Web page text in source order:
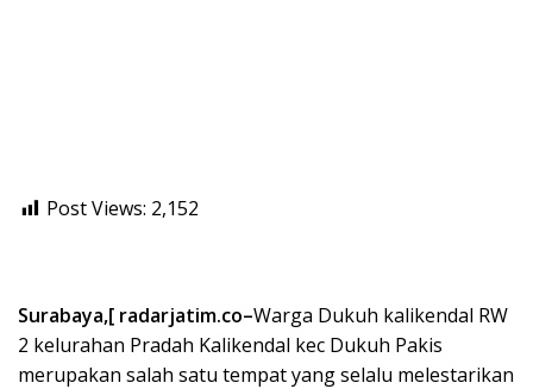
Post Views: 2,152
Surabaya,[ radarjatim.co–Warga Dukuh kalikendal RW
2 kelurahan Pradah Kalikendal kec Dukuh Pakis
merupakan salah satu tempat yang selalu melestarikan